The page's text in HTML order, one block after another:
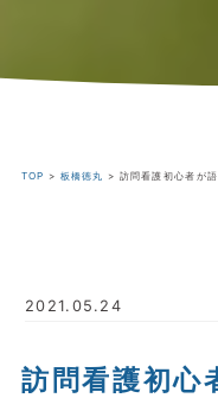
TOP > 板橋徳丸 > 訪問看護初心者が
2021.05.24
訪問看護初心